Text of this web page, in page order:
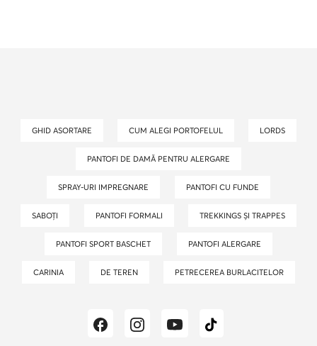
GHID ASORTARE CUM ALEGI PORTOFELUL LORDS
PANTOFI DE DAMĂ PENTRU ALERGARE
SPRAY-URI IMPREGNARE PANTOFI CU FUNDE
SABOȚI PANTOFI FORMALI TREKKINGS ȘI TRAPPES
PANTOFI SPORT BASCHET PANTOFI ALERGARE
CARINIA DE TEREN PETRECEREA BURLACITELOR